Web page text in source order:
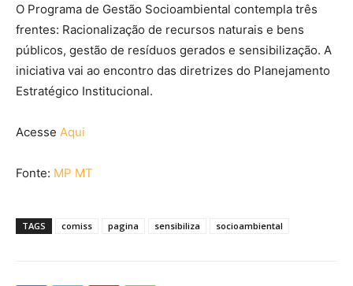
O Programa de Gestão Socioambiental contempla três
frentes: Racionalização de recursos naturais e bens
públicos, gestão de resíduos gerados e sensibilização. A
iniciativa vai ao encontro das diretrizes do Planejamento
Estratégico Institucional.
Acesse Aqui
Fonte: MP MT
TAGS comiss pagina sensibiliza socioambiental